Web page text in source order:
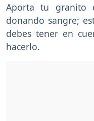
Aporta tu granito
donando sangre;
debes tener en
hacerlo.